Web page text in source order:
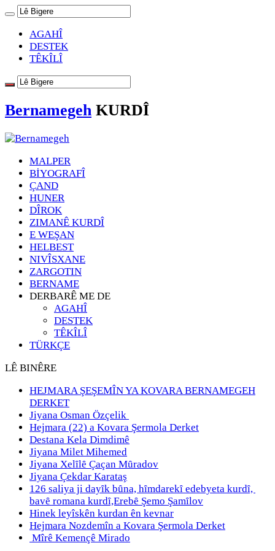
AGAHÎ
DESTEK
TÊKÎLÎ
Bernamegeh KURDÎ
MALPER
BİYOGRAFÎ
ÇAND
HUNER
DÎROK
ZIMANÊ KURDÎ
E WEŞAN
HELBEST
NIVÎSXANE
ZARGOTIN
BERNAME
DERBARÊ ME DE
AGAHÎ
DESTEK
TÊKÎLÎ
TÜRKÇE
LÊ BINÊRE
HEJMARA ŞEŞEMÎN YA KOVARA BERNAMEGEH
DERKET
Jiyana Osman Özçelik
Hejmara (22) a Kovara Şermola Derket
Destana Kela Dimdimê
Jiyana Milet Mihemed
Jiyana Xelȋlȇ Çaçan Mȗradov
Jiyana Çekdar Karataş
126 saliya ji dayȋk bȗna, hȋmdarekȋ edebyeta kurdȋ,
bavȇ romana kurdȋ,Erebȇ Şemo Şamȋlov
Hinek leyîskên kurdan ên kevnar
Hejmara Nozdemîn a Kovara Şermola Derket
Mîrê Kemençê Mirado